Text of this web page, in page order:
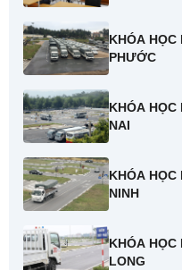
KHÓA HỌC
PHƯỚC
KHÓA HỌC
NAI
KHÓA HỌC
NINH
KHÓA HỌC
LONG